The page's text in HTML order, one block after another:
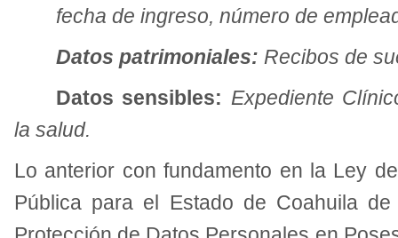
fecha de ingreso, número de
Datos patrimoniales: Recibos de
Datos sensibles: Expediente
la salud.
Lo anterior con fundamento en la Ley
Pública para el Estado de Coahuila